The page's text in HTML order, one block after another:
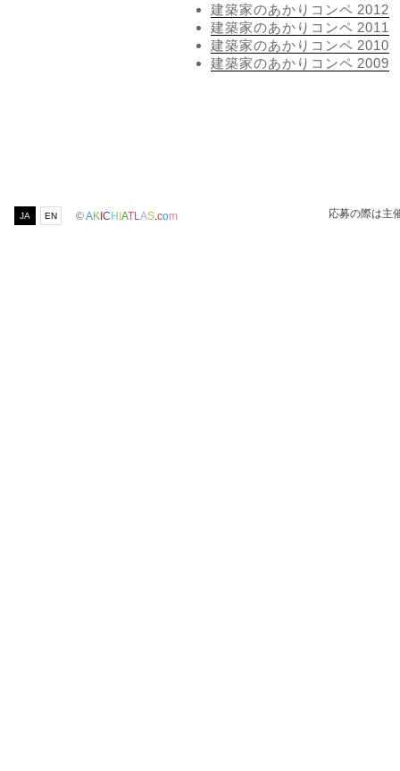
建築家のあかりコンペ 2012
建築家のあかりコンペ 2011
建築家のあかりコンペ 2010
建築家のあかりコンペ 2009
JA EN ©AKICHIATL AS com 応募の際は主